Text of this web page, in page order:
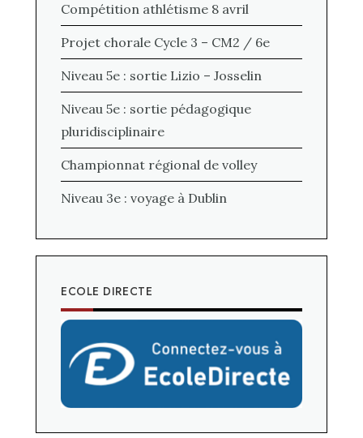
Compétition athlétisme 8 avril
Projet chorale Cycle 3 – CM2 / 6e
Niveau 5e : sortie Lizio – Josselin
Niveau 5e : sortie pédagogique
pluridisciplinaire
Championnat régional de volley
Niveau 3e : voyage à Dublin
ECOLE DIRECTE